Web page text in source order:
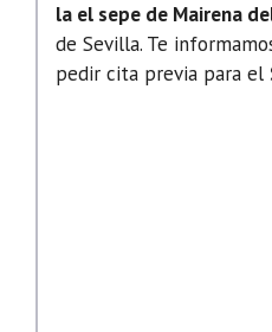
la el sepe de Mairena
de Sevilla. Te
pedir cita previa para el